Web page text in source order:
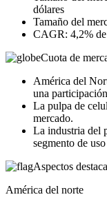
dólares
Tamaño del
CAGR: 4,2%
Cuota de
América del
una
La pulpa de
mercado.
La industria del
segmento de
Aspectos
América del norte